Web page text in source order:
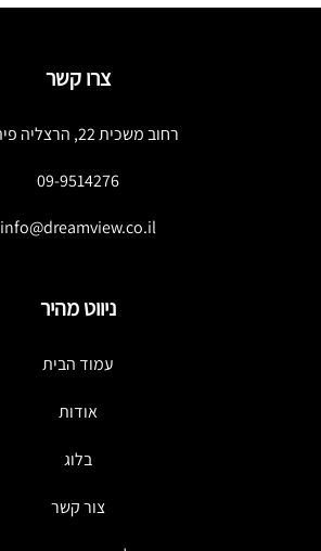
צרו קשר
רחוב משכית 22, הרצליה פיתוח
09-9514276
info@dreamview.co.il
ניווט מהיר
עמוד הבית
אודות
בלוג
צור קשר